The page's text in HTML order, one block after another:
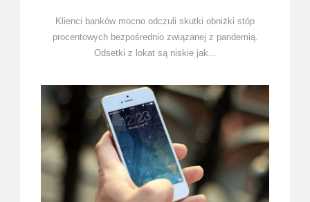
Klienci banków mocno odczuli skutki obniżki stóp
procentowych bezpośrednio związanej z pandemią.
Odsetki z lokat są niskie jak...